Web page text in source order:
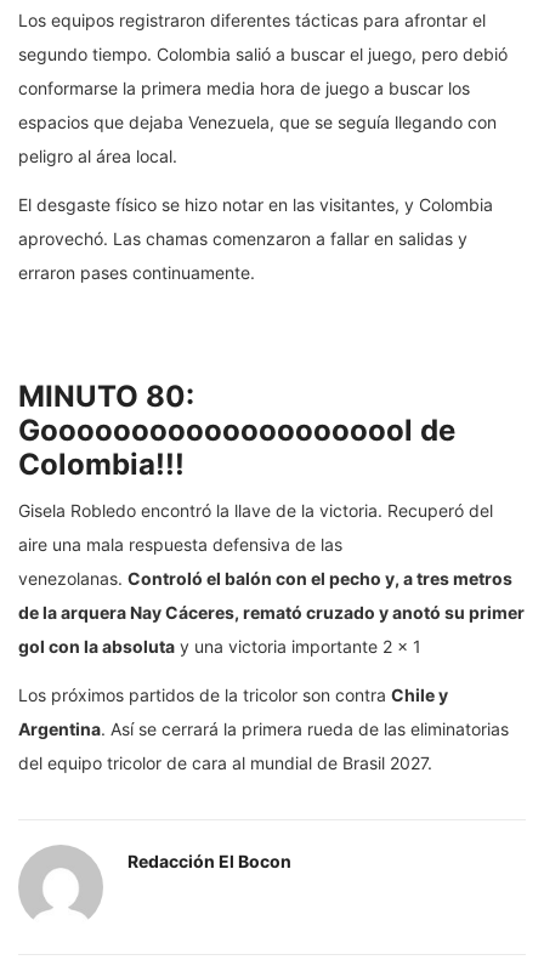
Los equipos registraron diferentes tácticas para afrontar el
segundo tiempo. Colombia salió a buscar el juego, pero debió
conformarse la primera media hora de juego a buscar los
espacios que dejaba Venezuela, que se seguía llegando con
peligro al área local.
El desgaste físico se hizo notar en las visitantes, y Colombia
aprovechó. Las chamas comenzaron a fallar en salidas y
erraron pases continuamente.
MINUTO 80:
Gooooooooooooooooooool de
Colombia!!!
Gisela Robledo encontró la llave de la victoria. Recuperó del
aire una mala respuesta defensiva de las
venezolanas. Controló el balón con el pecho y, a tres metros
de la arquera Nay Cáceres, remató cruzado y anotó su primer
gol con la absoluta y una victoria importante 2 x 1
Los próximos partidos de la tricolor son contra Chile y
Argentina. Así se cerrará la primera rueda de las eliminatorias
del equipo tricolor de cara al mundial de Brasil 2027.
Redacción El Bocon